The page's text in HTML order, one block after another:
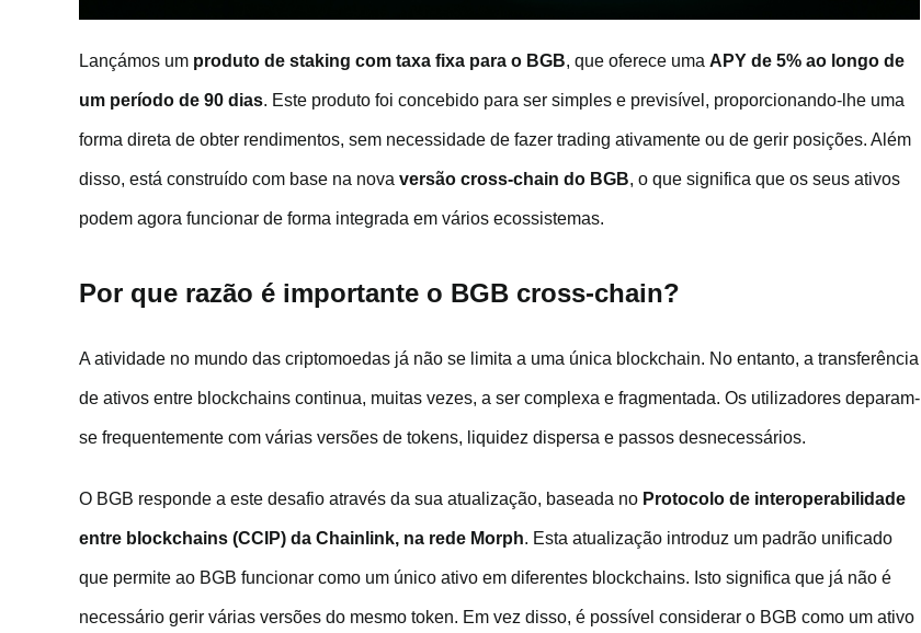
Lançámos um produto de staking com taxa fixa para o BGB, que oferece uma APY de 5% ao longo de
um período de 90 dias. Este produto foi concebido para ser simples e previsível, proporcionando-lhe uma
forma direta de obter rendimentos, sem necessidade de fazer trading ativamente ou de gerir posições. Além
disso, está construído com base na nova versão cross-chain do BGB, o que significa que os seus ativos
podem agora funcionar de forma integrada em vários ecossistemas.
Por que razão é importante o BGB cross-chain?
A atividade no mundo das criptomoedas já não se limita a uma única blockchain. No entanto, a transferência
de ativos entre blockchains continua, muitas vezes, a ser complexa e fragmentada. Os utilizadores deparam-
se frequentemente com várias versões de tokens, liquidez dispersa e passos desnecessários.
O BGB responde a este desafio através da sua atualização, baseada no Protocolo de interoperabilidade
entre blockchains (CCIP) da Chainlink, na rede Morph. Esta atualização introduz um padrão unificado
que permite ao BGB funcionar como um único ativo em diferentes blockchains. Isto significa que já não é
necessário gerir várias versões do mesmo token. Em vez disso, é possível considerar o BGB como um ativo